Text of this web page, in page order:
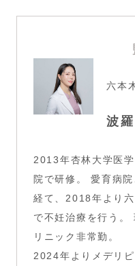
六本
波
2013年杏林大学医
院で研修。 愛育病
経て、2018年より
で不妊治療を行う。
リニック非常勤。
2024年よりメデリ